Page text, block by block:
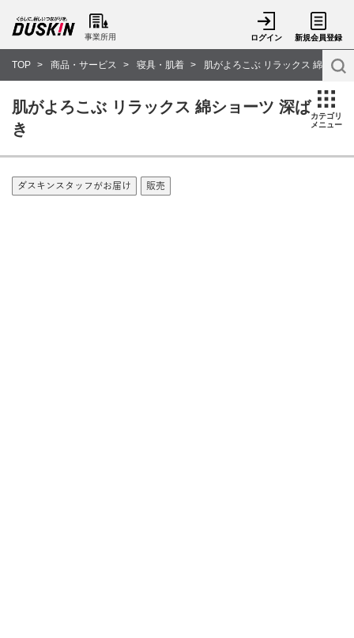
事業所用 ログイン 新規会員登録
TOP 商品・サービス 寝具・肌着 肌がよろこぶ リラックス 綿ショー
肌がよろこぶ リラックス 綿ショーツ 深ば
き
カテゴリ
メニュー